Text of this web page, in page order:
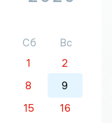
Сб
Вс
1
2
8
9
15
16